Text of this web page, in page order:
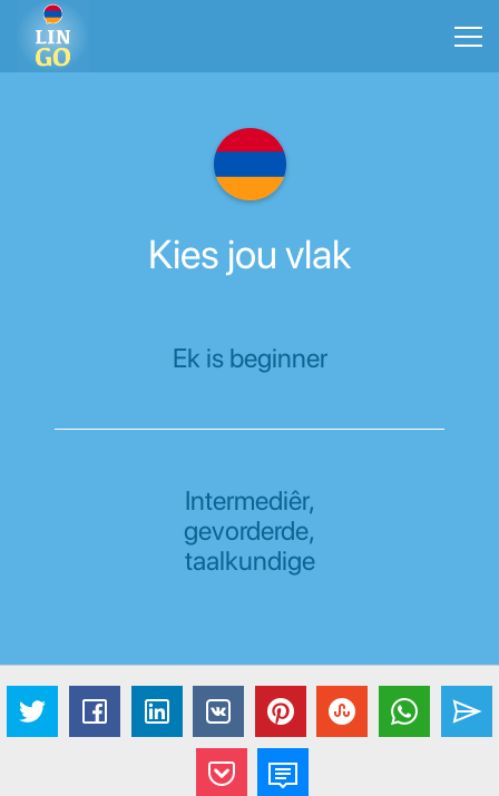
Kies jou vlak
Ek is beginner
Intermediêr,
gevorderde,
taalkundige